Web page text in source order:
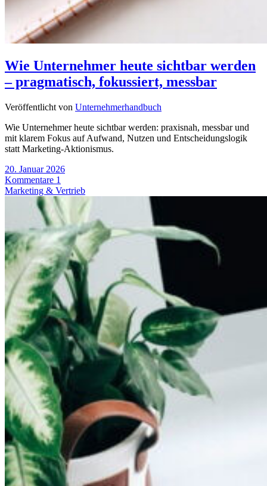
Wie Unternehmer heute sichtbar werden
– pragmatisch, fokussiert, messbar
Veröffentlicht von Unternehmerhandbuch
Wie Unternehmer heute sichtbar werden: praxisnah, messbar und
mit klarem Fokus auf Aufwand, Nutzen und Entscheidungslogik
statt Marketing-Aktionismus.
20. Januar 2026
Kommentare 1
Marketing & Vertrieb